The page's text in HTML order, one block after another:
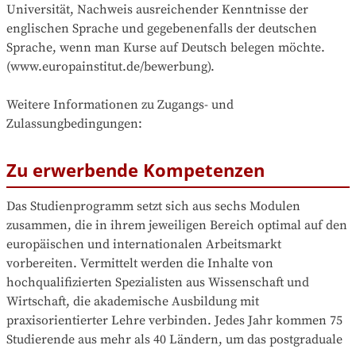
Universität, Nachweis ausreichender Kenntnisse der
englischen Sprache und gegebenenfalls der deutschen
Sprache, wenn man Kurse auf Deutsch belegen möchte.
(www.europainstitut.de/bewerbung).
Weitere Informationen zu Zugangs- und
Zulassungbedingungen:
Zu erwerbende Kompetenzen
Das Studienprogramm setzt sich aus sechs Modulen
zusammen, die in ihrem jeweiligen Bereich optimal auf den
europäischen und internationalen Arbeitsmarkt
vorbereiten. Vermittelt werden die Inhalte von
hochqualifizierten Spezialisten aus Wissenschaft und
Wirtschaft, die akademische Ausbildung mit
praxisorientierter Lehre verbinden. Jedes Jahr kommen 75
Studierende aus mehr als 40 Ländern, um das postgraduale